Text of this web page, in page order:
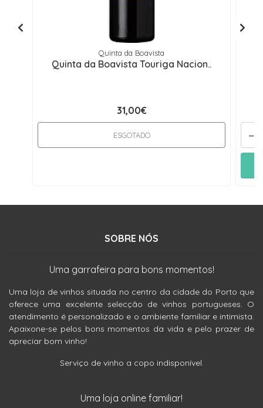
Quinta da Boavista
Quinta da Boavista Touriga Nacion..
31,00€
ESGOTADO -
SOBRE NÓS
Uma garrafeira para bons momentos!
Uma loja de vinhos situada no centro da cidade do Porto que
oferece uma excelente selecção de vinhos portugueses. O
atendimento é personalizado e o ambiente familiar e intimista.
Apaixone-se pelos bons momentos da vida e pelo prazer de
apreciar bom vinho!
Serviço de vinho a copo indisponível.
Uma loja online familiar!